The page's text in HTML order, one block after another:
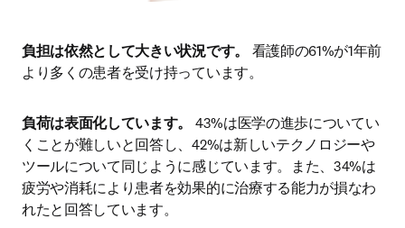
負担は依然として大きい状況です。
看護師の61%が1年前
より多くの患者を受け持っています。
負荷は表面化しています。
43%は医学の進歩についてい
くことが難しいと回答し、42%は新しいテクノロジーや
ツールについて同じように感じています。また、34%は
疲労や消耗により患者を効果的に治療する能力が損なわ
れたと回答しています。